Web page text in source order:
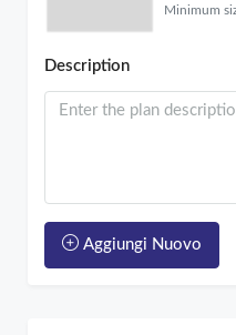
Minimum
Description
Aggiungi Nuovo